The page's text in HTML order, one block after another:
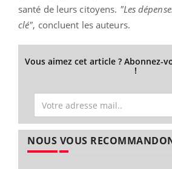
santé de leurs citoyens. "Les
clé", concluent les auteurs.
Vous aimez cet article ? Abonnez-
!
NOUS VOUS